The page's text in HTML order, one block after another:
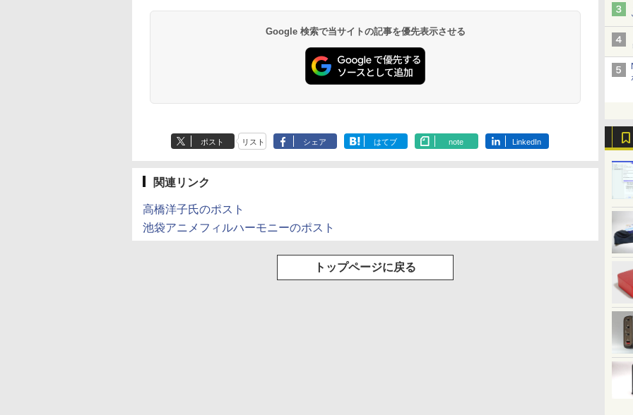
グ Type-C充電 マイ
ク付き 防水 タッチ式
音量調整 スポーツ/通
勤/通学/WEB会議
6.0(オフホワイト)
Google 検索で当サイトの記事を優先表示させる
ポスト リスト シェア はてブ note LinkedIn
関連リンク
高橋洋子氏のポスト
池袋アニメフィルハーモニーのポスト
トップページに戻る